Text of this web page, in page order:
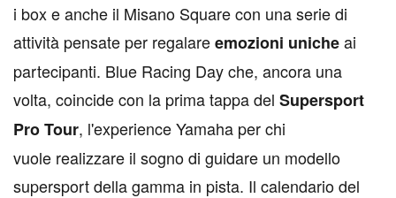
i box e anche il Misano Square con una serie di
attività pensate per regalareemozioni unicheai
partecipanti. Blue Racing Day che, ancora una
volta, coincide con la prima tappa del Supersport
Pro Tour, l'experience Yamaha per chi
vuole realizzare il sogno di guidare un modello
supersport della gamma in pista. Il calendario del